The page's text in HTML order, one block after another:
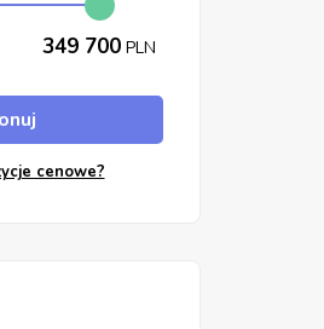
349 700 PLN
cenowe?